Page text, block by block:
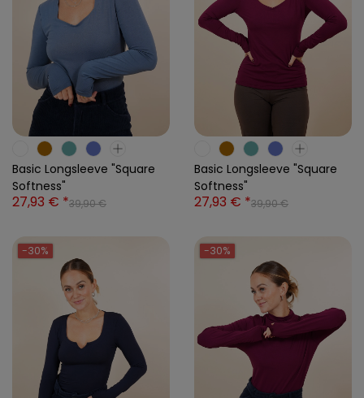
Basic Longsleeve "Square
Softness"
27,93 € *39,90 €
Basic Longsleeve "Square
Softness"
27,93 € *39,90 €
-30% -30%